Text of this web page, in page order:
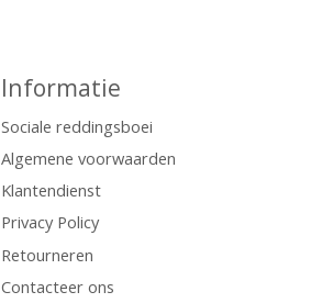
Informatie
Sociale reddingsboei
Algemene voorwaarden
Klantendienst
Privacy Policy
Retourneren
Contacteer ons